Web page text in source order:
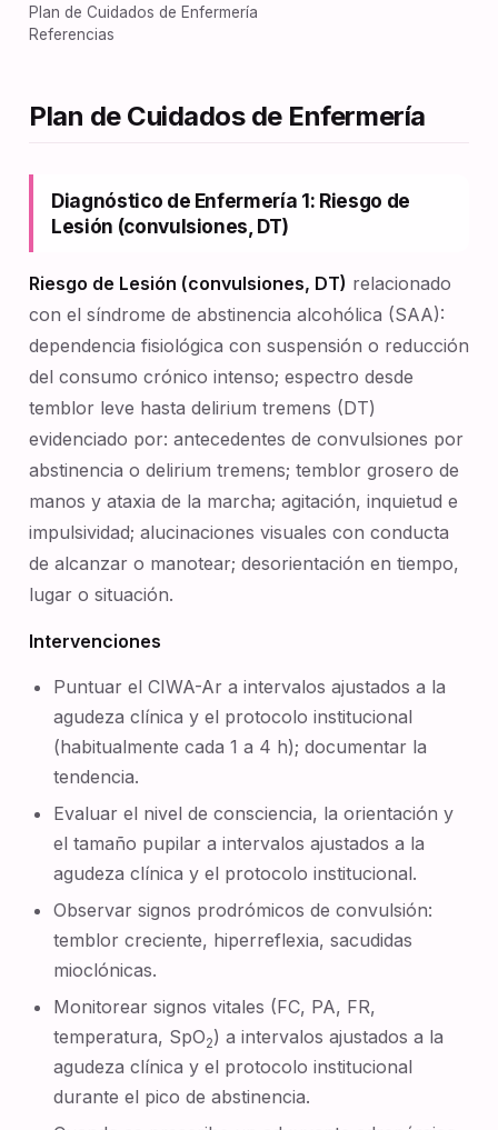
Plan de Cuidados de Enfermería
Referencias
Plan de Cuidados de Enfermería
Diagnóstico de Enfermería 1: Riesgo de
Lesión (convulsiones, DT)
Riesgo de Lesión (convulsiones, DT) relacionado
con el síndrome de abstinencia alcohólica (SAA):
dependencia fisiológica con suspensión o reducción
del consumo crónico intenso; espectro desde
temblor leve hasta delirium tremens (DT)
evidenciado por: antecedentes de convulsiones por
abstinencia o delirium tremens; temblor grosero de
manos y ataxia de la marcha; agitación, inquietud e
impulsividad; alucinaciones visuales con conducta
de alcanzar o manotear; desorientación en tiempo,
lugar o situación.
Intervenciones
Puntuar el CIWA-Ar a intervalos ajustados a la
agudeza clínica y el protocolo institucional
(habitualmente cada 1 a 4 h); documentar la
tendencia.
Evaluar el nivel de consciencia, la orientación y
el tamaño pupilar a intervalos ajustados a la
agudeza clínica y el protocolo institucional.
Observar signos prodrómicos de convulsión:
temblor creciente, hiperreflexia, sacudidas
mioclónicas.
Monitorear signos vitales (FC, PA, FR,
temperatura, SpO2) a intervalos ajustados a la
agudeza clínica y el protocolo institucional
durante el pico de abstinencia.